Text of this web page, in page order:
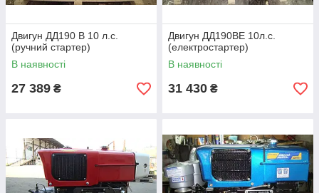
Двигун ДД190 В 10 л.с.
(ручний стартер)
В наявності
27 389 ₴
Двигун ДД190ВЕ 10л.с.
(електростартер)
В наявності
31 430 ₴